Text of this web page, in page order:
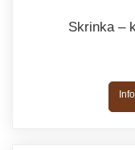
Skrinka –